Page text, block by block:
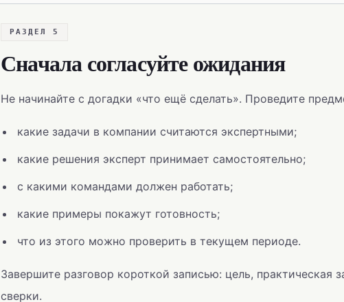
РАЗДЕЛ 5
Сначала согласуйте ожидания
Не начинайте с догадки «что ещё сделать». Проведите
какие задачи в компании считаются экспертными;
какие решения эксперт принимает самостоятельно;
с какими командами должен работать;
какие примеры покажут готовность;
что из этого можно проверить в текущем периоде.
Завершите разговор короткой записью: цель, практическая
сверки.